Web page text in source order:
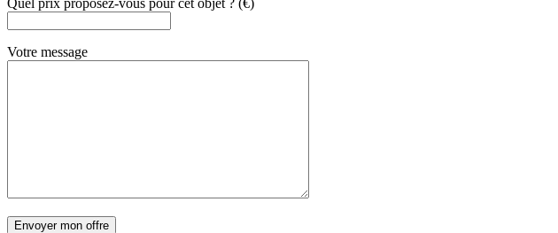
Quel prix proposez-vous pour cet objet ? (€)
Votre message